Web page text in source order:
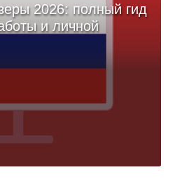
2026: полный гид
и личной